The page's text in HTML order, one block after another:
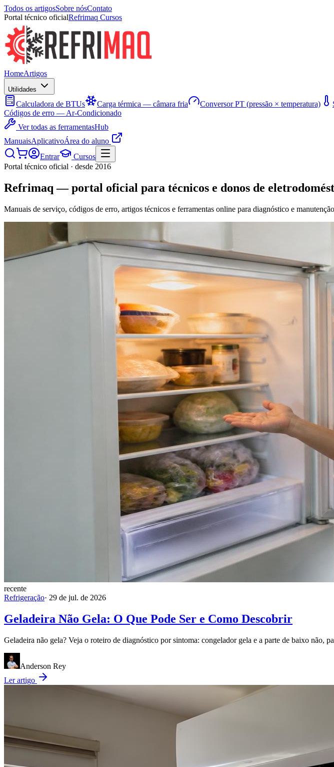
Todos os artigosSobre nósContato
Portal técnico oficialRefrimaq Cursos
HomeArtigos
Utilidades
Calculadora de BTUs Carga térmica — câmara fria Conversor PT (pressão × temperatura)
Códigos de erro — Ar-Condicionado
Ver todas as ferramentasHub
ManuaisAplicativoÁrea do aluno
Entrar
Cursos
Portal técnico oficial · desde 2016
Refrimaq — portal oficial para técnicos e donos de
Manuais de serviço, códigos de erro, artigos técnicos e ferramentas online para diagnóstico e
recente
Refrigeração· 29 de jul. de 2026
Geladeira Não Gela: O Que Pode Ser e Como Descobrir
Geladeira não gela? Veja o roteiro de diagnóstico por sintoma: congelador gela e a parte de baixo não,
Anderson Rey
Ler artigo